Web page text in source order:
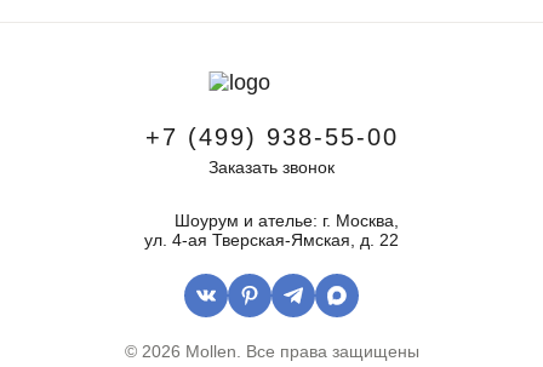
© 2026 Mollen.
Все права защищены
+7 (499) 938-55-00
Заказать звонок
Шоурум и ателье: г. Москва,
ул. 4-ая Тверская-Ямская, д. 22